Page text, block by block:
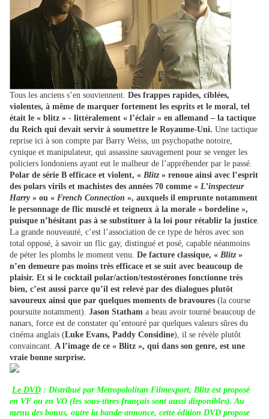
Tous les anciens s’en souviennent. Des frappes rapides, ciblées,
violentes, à même de marquer fortement les esprits et le moral, tel
était le « blitz » - littéralement « l’éclair » en allemand – la tactique
du Reich qui devait servir à soumettre le Royaume-Uni. Une tactique
reprise ici à son compte par Barry Weiss, un psychopathe notoire,
cynique et manipulateur, qui assassine sauvagement pour se venger les
policiers londoniens ayant eut le malheur de l’appréhender par le passé.
Polar de série B efficace et violent, « Blitz » renoue ainsi avec l’esprit
des polars virils et machistes des années 70 comme « L’inspecteur
Harry» ou « French Connection », auxquels il emprunte notamment
le personnage de flic musclé et teigneux à la morale « bordeline »,
puisque n’hésitant pas à se substituer à la loi pour rétablir la justice.
La grande nouveauté, c’est l’association de ce type de héros avec son
total opposé, à savoir un flic gay, distingué et posé, capable néanmoins
de péter les plombs le moment venu. De facture classique, « Blitz »
n’en demeure pas moins très efficace et se suit avec beaucoup de
plaisir. Et si le cocktail polar/action/testostérones fonctionne très
bien, c’est aussi parce qu’il est relevé par des dialogues plutôt
savoureux ainsi que par quelques moments de bravoures (la course
poursuite notamment). Jason Statham a beau avoir tourné beaucoup de
nanars, force est de constater qu’entouré par quelques valeurs sûres du
cinéma anglais (Luke Evans, Paddy Considine), il se révèle plutôt
convaincant. A l’image de ce « Blitz », qui dans son genre, est une
vraie bonne surprise.
Le DVD : Distribué par Metropololitan Filmexport, Blitz est proposé
en VF ou en VO (les sous-titres français sont aussi disponibles). Au
menu des bonus, outre la bande-annonce, cette édition DVD propose